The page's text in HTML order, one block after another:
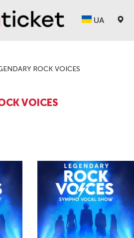
UA
ROCK VOICES
VOICES